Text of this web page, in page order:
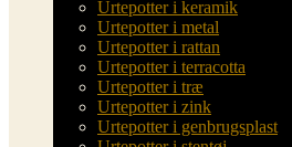
Urtepotter i keramik
Urtepotter i metal
Urtepotter i rattan
Urtepotter i terracotta
Urtepotter i træ
Urtepotter i zink
Urtepotter i genbrugsplast